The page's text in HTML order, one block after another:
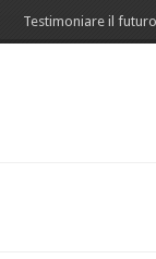
Testimoniare il futuro